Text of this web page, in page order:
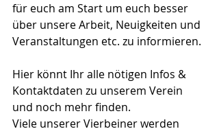
für euch am Start um euch besser
über unsere Arbeit, Neuigkeiten und
Veranstaltungen etc. zu informieren.
Hier könnt Ihr alle nötigen Infos &
Kontaktdaten zu unserem Verein
und noch mehr finden.
Viele unserer Vierbeiner werden